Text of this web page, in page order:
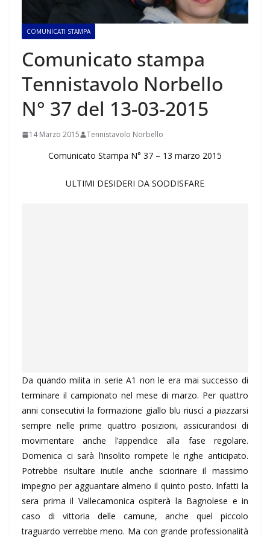
COMUNICATI STAMPA
Comunicato stampa
Tennistavolo Norbello
N° 37 del 13-03-2015
14 Marzo 2015 Tennistavolo Norbello
Comunicato Stampa N° 37 – 13 marzo 2015
ULTIMI DESIDERI DA SODDISFARE
Da quando milita in serie A1 non le era mai successo di
terminare il campionato nel mese di marzo. Per quattro
anni consecutivi la formazione giallo blu riuscì a piazzarsi
sempre nelle prime quattro posizioni, assicurandosi di
movimentare anche l’appendice alla fase regolare.
Domenica ci sarà l’insolito rompete le righe anticipato.
Potrebbe risultare inutile anche sciorinare il massimo
impegno per agguantare almeno il quinto posto. Infatti la
sera prima il Vallecamonica ospiterà la Bagnolese e in
caso di vittoria delle camune, anche quel piccolo
traguardo verrebbe meno. Ma con grande professionalità